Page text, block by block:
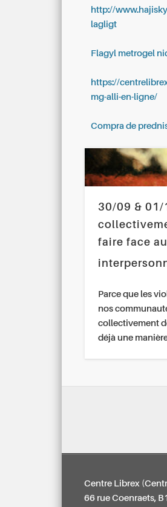
http://
lagligt
Flagyl metrogel
https://
mg-alli-en-ligne/
Compra de
30/09 & 01/
faire face
Parce que les
nos
collectivement
déjà une
Centre Librex
66 rue Coenraets,